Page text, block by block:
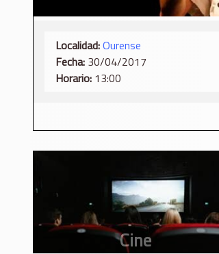
Localidad:Ourense
Fecha: 30/04/2017
Horario: 13:00